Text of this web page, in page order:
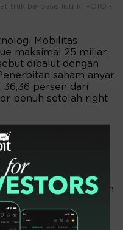
truk berbasis listrik. FOTO -
Mobilitas
maksimal 25 miliar.
dibalut dengan
saham anyar
persen dari
penuh setelah right
7:4. Di mana,
atas nama dengan
saham
mendapat 4 Hak
(HMETD). Di mana, 1
1 saham baru dengan